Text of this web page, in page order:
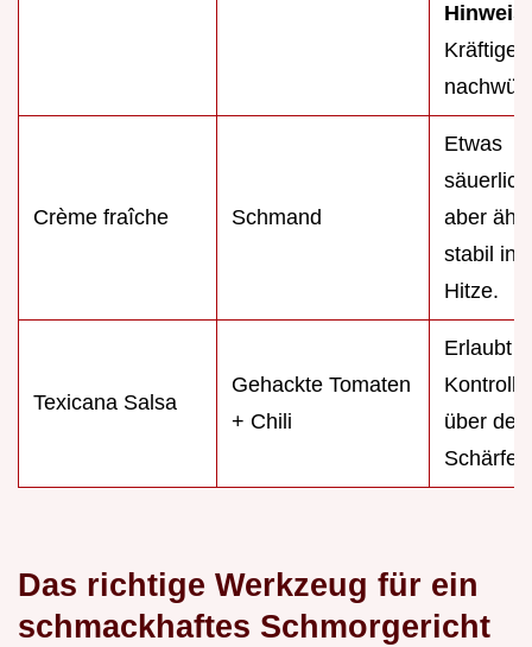
Hinweis:
Kräftiger
Crème fraîche Schmand
Etwas
aber
stabil in
Hitze.
Texicana Salsa
Gehackte Tomaten
+ Chili
Erlaubt
Kontrolle
über den
Das richtige Werkzeug für ein
schmackhaftes Schmorgericht